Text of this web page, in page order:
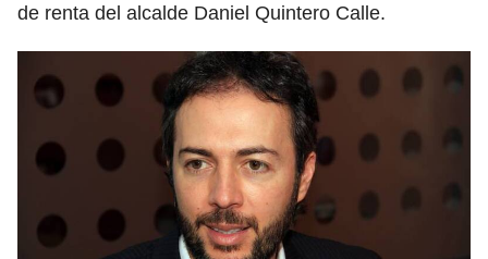
de renta del alcalde Daniel Quintero Calle.